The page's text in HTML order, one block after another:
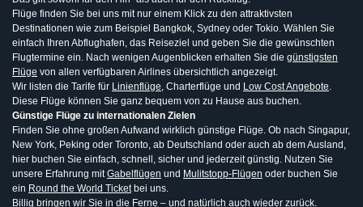
Flüge finden Sie bei uns mit nur einem Klick zu den attraktivsten
Destinationen wie zum Beispiel Bangkok, Sydney oder Tokio. Wählen Sie
einfach Ihren Abflughafen, das Reiseziel und geben Sie die gewünschten
Flugtermine ein. Nach wenigen Augenblicken erhalten Sie die günstigsten
Flüge von allen verfügbaren Airlines übersichtlich angezeigt.
Wir listen die Tarife für Linienflüge, Charterflüge und Low Cost Angebote.
Diese Flüge können Sie ganz bequem von zu Hause aus buchen.
Günstige Flüge zu internationalen Zielen
Finden Sie ohne großen Aufwand wirklich günstige Flüge. Ob nach Singapur,
New York, Peking oder Toronto, ab Deutschland oder auch ab dem Ausland,
hier buchen Sie einfach, schnell, sicher und jederzeit günstig. Nutzen Sie
unsere Erfahrung mitGabelflügen und Mulitstopp-Flügen oder buchen Sie
ein Round the World Ticketbei uns.
Billig bringen wir Sie in die Ferne – und natürlich auch wieder zurück.